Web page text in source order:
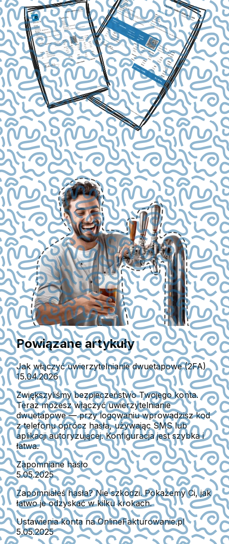
Powiązane artykuły
Jak włączyć uwierzytelnianie dwuetapowe (2FA)
15.04.2026
Zwiększyliśmy bezpieczeństwo Twojego konta.
Teraz możesz włączyć uwierzytelnianie
dwuetapowe — przy logowaniu wprowadzisz kod
z telefonu oprócz hasła, używając SMS lub
aplikacji autoryzującej. Konfiguracja jest szybka i
łatwa.
Zapomniane hasło
5.05.2025
Zapomniałeś hasła? Nie szkodzi. Pokażemy Ci, jak
łatwo je odzyskać w kilku krokach.
Ustawienia konta na OnlineFakturowanie.pl
5.05.2025